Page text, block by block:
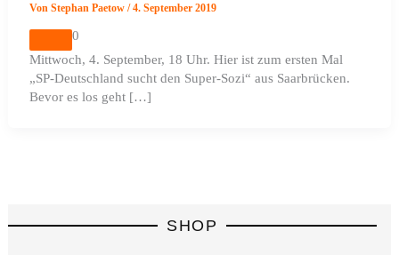
VonStephan Paetow/4. September 2019
0
Mittwoch, 4. September, 18 Uhr. Hier ist zum ersten Mal
„SP-Deutschland sucht den Super-Sozi“ aus Saarbrücken.
Bevor es los geht […]
SHOP